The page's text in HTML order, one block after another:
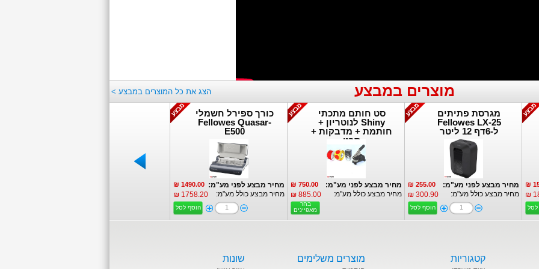
הצג את כל המוצרים במבצע > מוצרים במבצע
כורך ספירל חשמלי
Fellowes Quasar-
E500
פרטים נוספים:
מחיר מבצע לפני מע"מ: 1490.00 ₪
מחיר מבצע כולל מע"מ: 1758.20 ₪
הוסף לסל
סט חותם מתכתי
Shiny לנוטריון +
חותמת + מדבקות +
סרט
פרטים נוספים:
מחיר מבצע לפני מע"מ: 750.00 ₪
מחיר מבצע כולל מע"מ: 885.00 ₪
בחר
מאפיינים
מגרסת פתיתים
Fellowes LX-25
ל-6דף 12 ליטר
פרטים נוספים:
מחיר מבצע לפני מע"מ: 255.00 ₪
מחיר מבצע כולל מע"מ: 300.90 ₪
הוסף לסל לסל
קטגוריות מוצרים משלימים שונות